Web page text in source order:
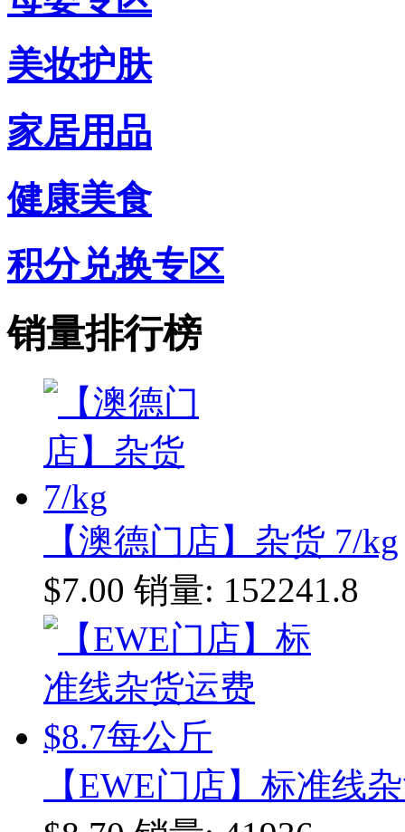
美妆护肤
家居用品
健康美食
积分兑换专区
销量排行榜
【澳德门店】杂货 7/kg
$7.00 销量: 152241.8
【EWE门店】标准线